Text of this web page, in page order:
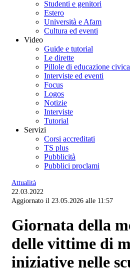
Studenti e genitori
Estero
Università e Afam
Cultura ed eventi
Video
Guide e tutorial
Le dirette
Pillole di educazione
Interviste ed eventi
Focus
Logos
Notizie
Interviste
Tutorial
Servizi
Corsi accreditati
TS plus
Pubblicità
Pubblici proclami
Attualità
22.03.2022
Aggiornato il 23.05.2026 alle 11:57
Giornata della
delle vittime di
iniziative nelle